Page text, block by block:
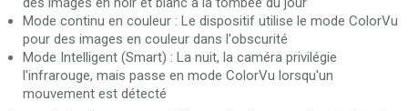
Mode continu en couleur : Le dispositif utilise le mode ColorVu
pour des images en couleur dans l'obscurité
Mode Intelligent (Smart) : La nuit, la caméra privilégie
l'infrarouge, mais passe en mode ColorVu lorsqu'un
mouvement est détecté